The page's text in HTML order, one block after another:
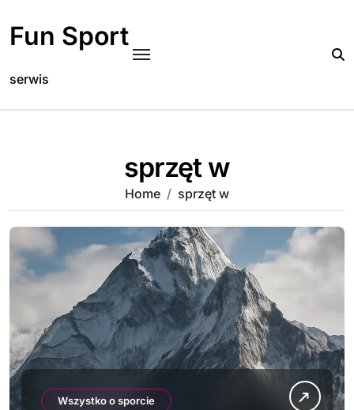
content
Fun Sport
serwis
sprzęt w
Home sprzęt w
Wszystko o sporcie